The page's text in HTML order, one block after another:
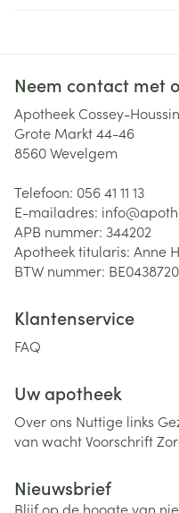
Neem contact met
Apotheek Cossey-Houssin
Grote Markt 44-46
8560Wevelgem
Telefoon: 056 41 11 13
E-mailadres: info@
APB nummer: 344202
Apotheek titularis: Anne
BTW nummer:
Klantenservice
FAQ
Uw apotheek
Over ons Nuttige links
van wachtVoorschrift
Nieuwsbrief
Blijf op de hoogte van